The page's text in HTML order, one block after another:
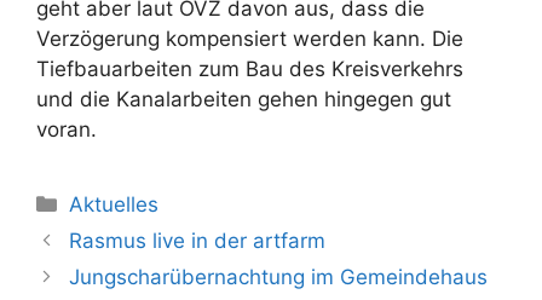
geht aber laut OVZ davon aus, dass die
Verzögerung kompensiert werden kann. Die
Tiefbauarbeiten zum Bau des Kreisverkehrs
und die Kanalarbeiten gehen hingegen gut
voran.
Kategorien
Aktuelles
Rasmus live in der artfarm
Jungscharübernachtung im Gemeindehaus